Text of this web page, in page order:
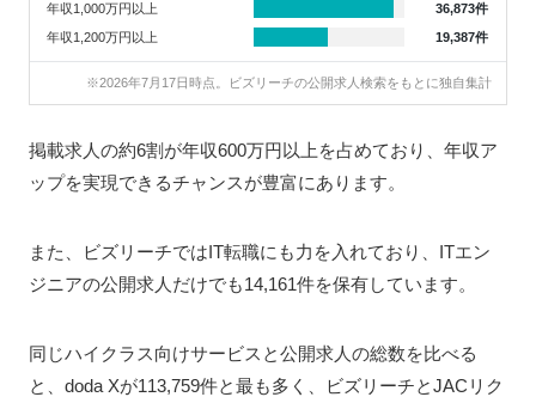
年収1,000万円以上
36,873件
年収1,200万円以上
19,387件
※2026年7月17日時点。ビズリーチの公開求人検索をもとに独自集計
掲載求人の約6割が年収600万円以上を占めており、年収ア
ップを実現できるチャンスが豊富にあります。
また、ビズリーチではIT転職にも力を入れており、ITエン
ジニアの公開求人だけでも14,161件を保有しています。
同じハイクラス向けサービスと公開求人の総数を比べる
と、doda Xが113,759件と最も多く、ビズリーチとJACリク